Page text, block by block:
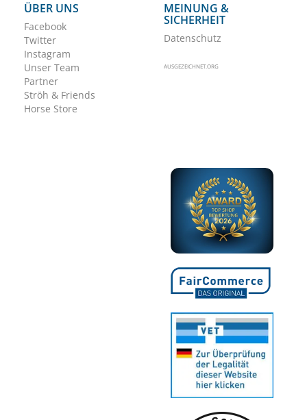
ÜBER UNS
Facebook
Twitter
Instagram
Unser Team
Partner
Ströh & Friends
Horse Store
MEINUNG &
SICHERHEIT
Datenschutz
AUSGEZEICHNET.ORG